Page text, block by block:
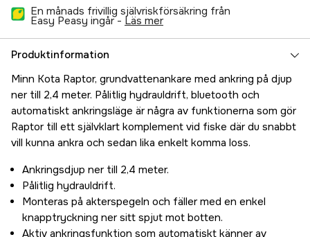
En månads frivillig självriskförsäkring från
Easy Peasy ingår - läs mer
Produktinformation
Minn Kota Raptor, grundvattenankare med ankring på djup
ner till 2,4 meter. Pålitlig hydrauldrift, bluetooth och
automatiskt ankringsläge är några av funktionerna som gör
Raptor till ett självklart komplement vid fiske där du snabbt
vill kunna ankra och sedan lika enkelt komma loss.
Ankringsdjup ner till 2,4 meter.
Pålitlig hydrauldrift.
Monteras på akterspegeln och fäller med en enkel
knapptryckning ner sitt spjut mot botten.
Aktiv ankringsfunktion som automatiskt känner av